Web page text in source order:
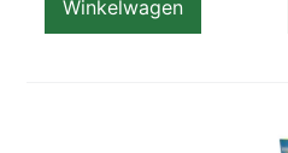
Winkelwagen